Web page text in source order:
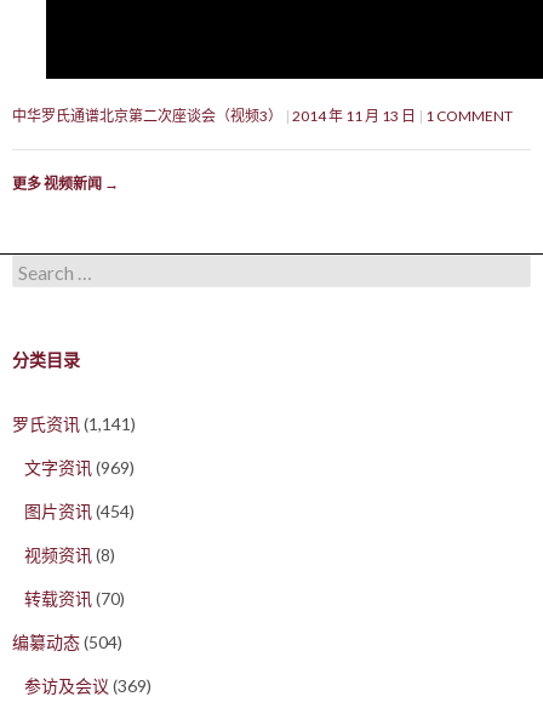
中华罗氏通谱北京第二次座谈会（视频3） 2014 年 11 月 13 日 1 COMMENT
更多 视频新闻 →
Search for:
分类目录
罗氏资讯(1,141)
文字资讯(969)
图片资讯(454)
视频资讯(8)
转载资讯(70)
编纂动态(504)
参访及会议 (369)